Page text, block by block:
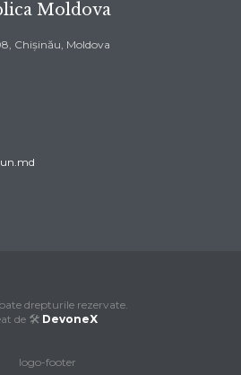
Moldova
Chișinău, Moldova
drepturile rezervate.
de 🛠️ DevoneX